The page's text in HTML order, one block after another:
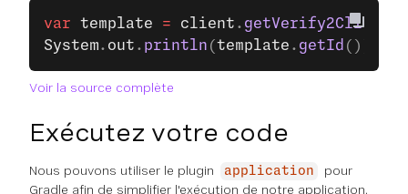
var template = client . getVerify2Client
System. out . println (template . getId ());
Voir la source complète
Exécutez votre code
Nous pouvons utiliser le plugin application
pour
Gradle afin de simplifier l'exécution de notre application.